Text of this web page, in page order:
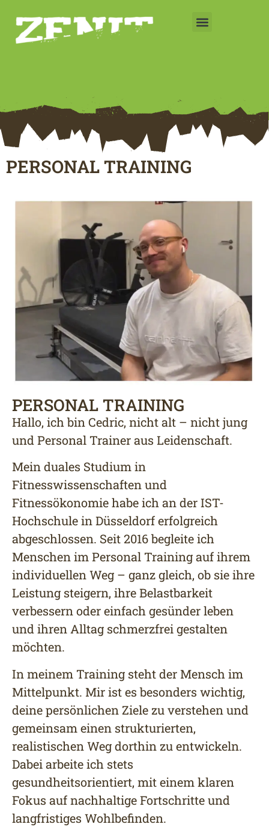
PERSONAL TRAINING
PERSONAL TRAINING
Hallo, ich bin Cedric, nicht alt – nicht jung
und Personal Trainer aus Leidenschaft.
Mein duales Studium in
Fitnesswissenschaften und
Fitnessökonomie habe ich an der IST-
Hochschule in Düsseldorf erfolgreich
abgeschlossen. Seit 2016 begleite ich
Menschen im Personal Training auf ihrem
individuellen Weg – ganz gleich, ob sie ihre
Leistung steigern, ihre Belastbarkeit
verbessern oder einfach gesünder leben
und ihren Alltag schmerzfrei gestalten
möchten.
In meinem Training steht der Mensch im
Mittelpunkt. Mir ist es besonders wichtig,
deine persönlichen Ziele zu verstehen und
gemeinsam einen strukturierten,
realistischen Weg dorthin zu entwickeln.
Dabei arbeite ich stets
gesundheitsorientiert, mit einem klaren
Fokus auf nachhaltige Fortschritte und
langfristiges Wohlbefinden.